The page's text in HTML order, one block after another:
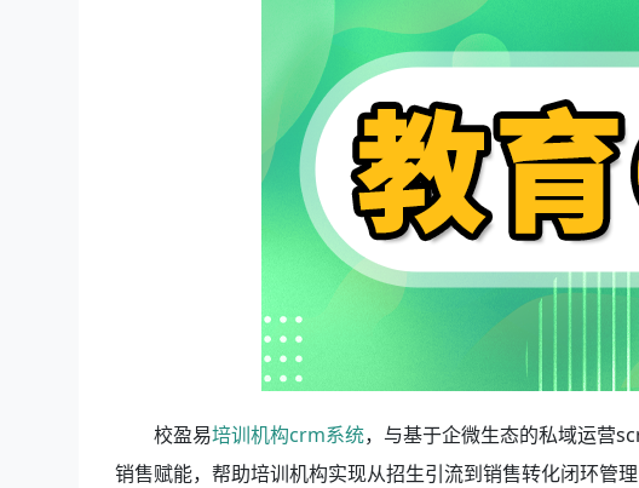
校盈易培训机构crm系统，与基于企微生态的私域运营
销售赋能，帮助培训机构实现从招生引流到销售转化闭环管